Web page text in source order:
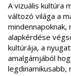
A vizuális kultúra
változó világa a
mindennapoknak,
alapkérdése
kultúrája, a
amalgámjából